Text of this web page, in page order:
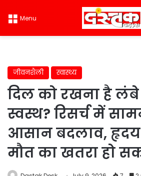
Menu
जीवनशैली स्वास्थ्य
दिल को रखना है
स्वस्थ? रिसर्च में
आसान बदलाव,
मौत का खतरा हो